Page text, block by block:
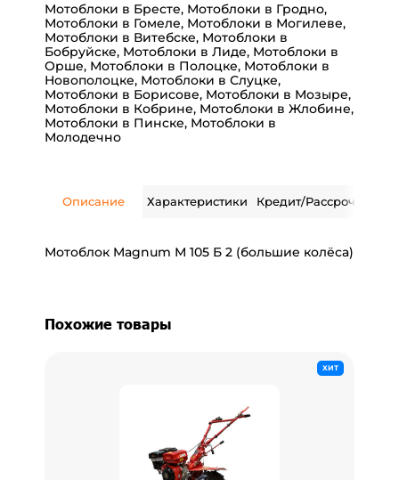
Мотоблоки в Бресте, Мотоблоки в Гродно,
Мотоблоки в Гомеле, Мотоблоки в Могилеве,
Мотоблоки в Витебске, Мотоблоки в
Бобруйске, Мотоблоки в Лиде, Мотоблоки в
Орше, Мотоблоки в Полоцке, Мотоблоки в
Новополоцке, Мотоблоки в Слуцке,
Мотоблоки в Борисове, Мотоблоки в Мозыре,
Мотоблоки в Кобрине, Мотоблоки в Жлобине,
Мотоблоки в Пинске, Мотоблоки в
Молодечно
Описание Характеристики Кредит/Рассрочка
Мотоблок Magnum М 105 Б 2 (большие колёса)
Похожие товары
ХИТ